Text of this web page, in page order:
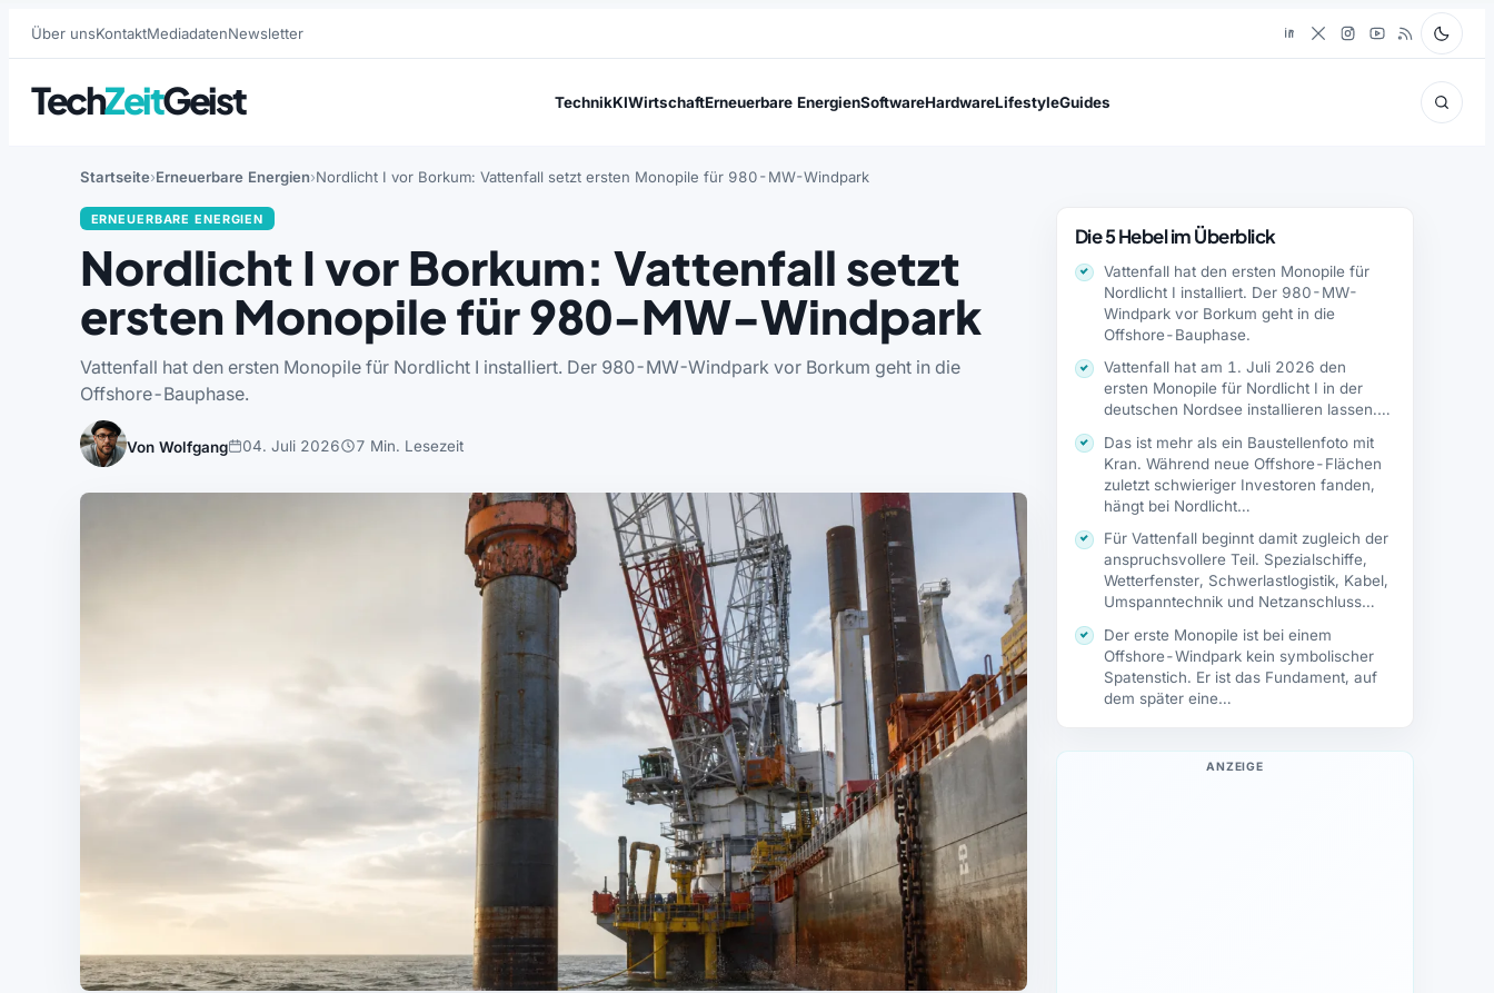
Über unsKontaktMediadatenNewsletter
TechZeitGeist TechnikKIWirtschaftErneuerbare EnergienSoftwareHardwareLifestyleGuides
Startseite Erneuerbare Energien Nordlicht I vor Borkum: Vattenfall setzt ersten Monopile für 980-MW-Windpark
ERNEUERBARE ENERGIEN
Nordlicht I vor Borkum: Vattenfall setzt
ersten Monopile für 980-MW-Windpark
Vattenfall hat den ersten Monopile für Nordlicht I installiert. Der 980-MW-Windpark vor Borkum geht in die
Offshore-Bauphase.
Von Wolfgang 04. Juli 2026 7 Min. Lesezeit
Die 5 Hebel im Überblick
Vattenfall hat den ersten Monopile für
Nordlicht I installiert. Der 980-MW-
Windpark vor Borkum geht in die
Offshore-Bauphase.
Vattenfall hat am 1. Juli 2026 den
ersten Monopile für Nordlicht I in der
deutschen Nordsee installieren lassen.…
Das ist mehr als ein Baustellenfoto mit
Kran. Während neue Offshore-Flächen
zuletzt schwieriger Investoren fanden,
hängt bei Nordlicht…
Für Vattenfall beginnt damit zugleich der
anspruchsvollere Teil. Spezialschiffe,
Wetterfenster, Schwerlastlogistik, Kabel,
Umspanntechnik und Netzanschluss
Der erste Monopile ist bei einem
Offshore-Windpark kein symbolischer
Spatenstich. Er ist das Fundament, auf
dem später eine…
ANZEIGE